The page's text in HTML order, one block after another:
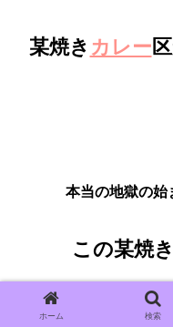
某焼き カレー
本当の地獄の始
この某焼き
ホーム 検索